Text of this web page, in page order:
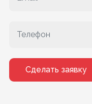
Сделать заявку